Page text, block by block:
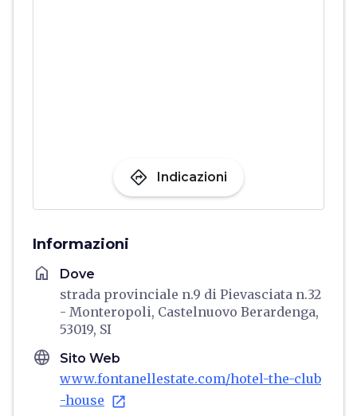
directions Indicazioni
Informazioni
home Dove
strada provinciale n.9 di Pievasciata n.32
- Monteropoli, Castelnuovo Berardenga,
53019, SI
language Sito Web
www.fontanellestate.com/hotel-the-club
-house open_in_new